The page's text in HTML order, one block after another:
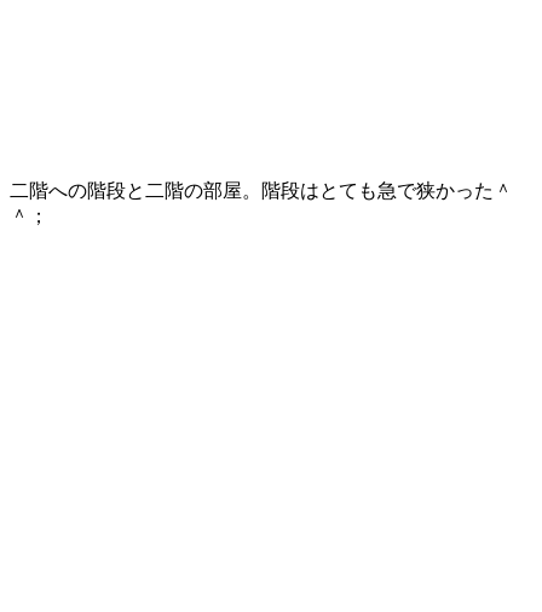
二階への階段と二階の部屋。階段はとても急で狭かった＾
＾；